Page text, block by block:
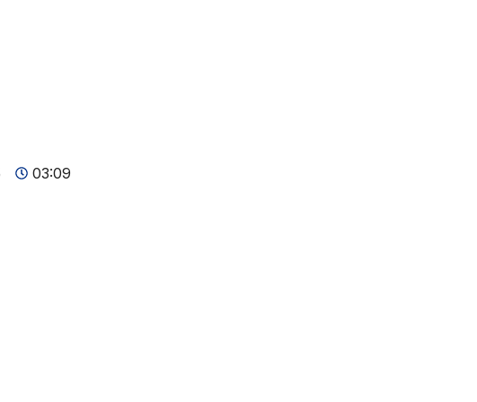
de éxito de un
03:09